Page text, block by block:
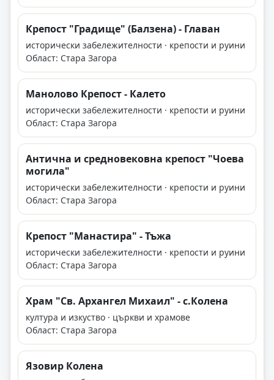
Крепост "Градище" (Балзена) - Главан
исторически забележителности · крепости и руини
Област: Стара Загора
Манолово Крепост - Калето
исторически забележителности · крепости и руини
Област: Стара Загора
Антична и средновековна крепост "Чоева
могила"
исторически забележителности · крепости и руини
Област: Стара Загора
Крепост "Манастира" - Тъжа
исторически забележителности · крепости и руини
Област: Стара Загора
Храм "Св. Архангел Михаил" - с.Колена
култура и изкуство · църкви и храмове
Област: Стара Загора
Язовир Колена